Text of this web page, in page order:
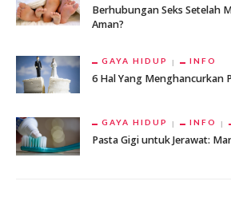
Berhubungan Seks Setelah
Aman?
GAYA HIDUP INFO
6 Hal Yang Menghancurkan
GAYA HIDUP INFO
Pasta Gigi untuk Jerawat: